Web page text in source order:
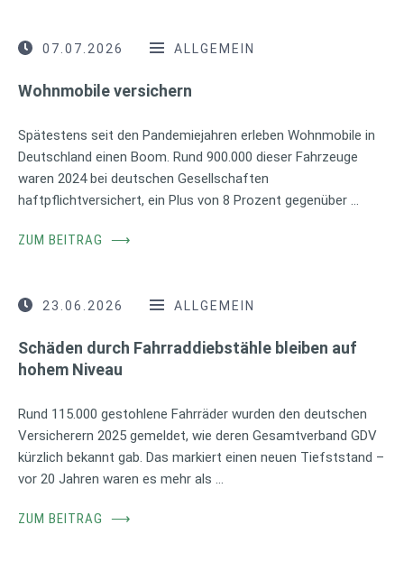
07.07.2026 ALLGEMEIN
Wohnmobile versichern
Spätestens seit den Pandemiejahren erleben Wohnmobile in
Deutschland einen Boom. Rund 900.000 dieser Fahrzeuge
waren 2024 bei deutschen Gesellschaften
haftpflichtversichert, ein Plus von 8 Prozent gegenüber …
ZUM BEITRAG ⟶
23.06.2026 ALLGEMEIN
Schäden durch Fahrraddiebstähle bleiben auf
hohem Niveau
Rund 115.000 gestohlene Fahrräder wurden den deutschen
Versicherern 2025 gemeldet, wie deren Gesamtverband GDV
kürzlich bekannt gab. Das markiert einen neuen Tiefststand –
vor 20 Jahren waren es mehr als …
ZUM BEITRAG ⟶